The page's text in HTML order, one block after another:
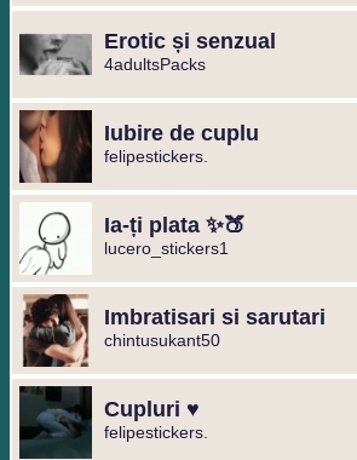
Erotic și senzual
4adultsPacks
Iubire de cuplu
felipestickers.
Ia-ți plata ✨🍑
lucero_stickers1
Imbratisari si sarutari
chintusukant50
Cupluri ♥️
felipestickers.